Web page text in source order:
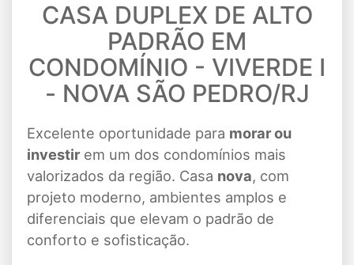
CASA DUPLEX DE ALTO
PADRÃO EM
CONDOMÍNIO - VIVERDE I
- NOVA SÃO PEDRO/RJ
Excelente oportunidade para morar ou
investir em um dos condomínios mais
valorizados da região. Casa nova, com
projeto moderno, ambientes amplos e
diferenciais que elevam o padrão de
conforto e sofisticação.